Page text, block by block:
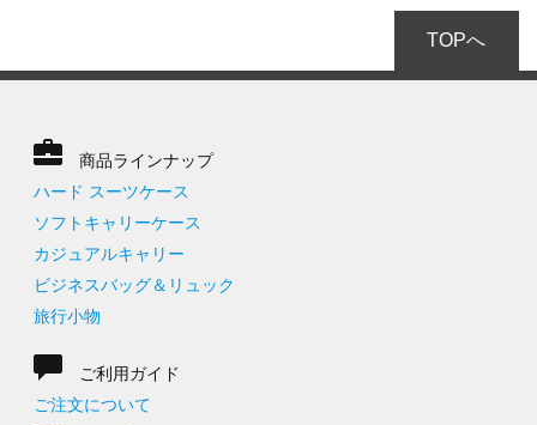
TOPへ
商品ラインナップ
ハード スーツケース
ソフトキャリーケース
カジュアルキャリー
ビジネスバッグ＆リュック
旅行小物
ご利用ガイド
ご注文について